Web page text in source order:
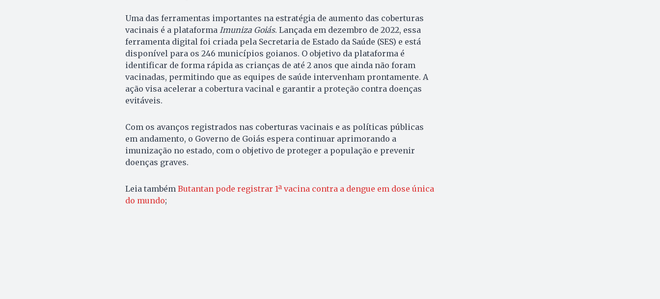
Uma das ferramentas importantes na estratégia de aumento das coberturas
vacinais é a plataforma Imuniza Goiás. Lançada em dezembro de 2022, essa
ferramenta digital foi criada pela Secretaria de Estado da Saúde (SES) e está
disponível para os 246 municípios goianos. O objetivo da plataforma é
identificar de forma rápida as crianças de até 2 anos que ainda não foram
vacinadas, permitindo que as equipes de saúde intervenham prontamente. A
ação visa acelerar a cobertura vacinal e garantir a proteção contra doenças
evitáveis.
Com os avanços registrados nas coberturas vacinais e as políticas públicas
em andamento, o Governo de Goiás espera continuar aprimorando a
imunização no estado, com o objetivo de proteger a população e prevenir
doenças graves.
Leia também Butantan pode registrar 1ª vacina contra a dengue em dose única
do mundo;